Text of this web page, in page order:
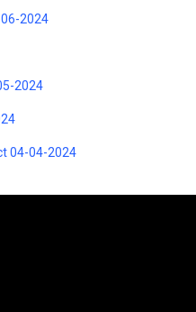
2024
2024
04-04-2024